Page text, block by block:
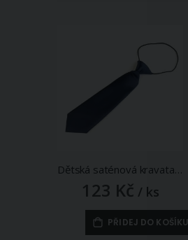
Dětská saténová kravata na gumičku 720692/01, pařížská modrá, 7x26cm
123 Kč / ks
PŘIDEJ DO KOŠÍKU